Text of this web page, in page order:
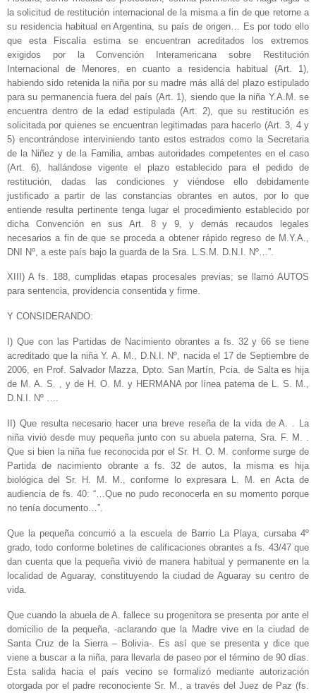
la solicitud de restitución internacional de la misma a fin de que retorne a
su residencia habitual en Argentina, su país de origen… Es por todo ello
que esta Fiscalía estima se encuentran acreditados los extremos
exigidos por la Convención Interamericana sobre Restitución
Internacional de Menores, en cuanto a residencia habitual (Art. 1),
habiendo sido retenida la niña por su madre más allá del plazo estipulado
para su permanencia fuera del país (Art. 1), siendo que la niña Y.A.M. se
encuentra dentro de la edad estipulada (Art. 2), que su restitución es
solicitada por quienes se encuentran legitimadas para hacerlo (Art. 3, 4 y
5) encontrándose interviniendo tanto estos estrados como la Secretaria
de la Niñez y de la Familia, ambas autoridades competentes en el caso
(Art. 6), hallándose vigente el plazo establecido para el pedido de
restitución, dadas las condiciones y viéndose ello debidamente
justificado a partir de las constancias obrantes en autos, por lo que
entiende resulta pertinente tenga lugar el procedimiento establecido por
dicha Convención en sus Art. 8 y 9, y demás recaudos legales
necesarios a fin de que se proceda a obtener rápido regreso de M.Y.A.,
DNI Nº, a este país bajo la guarda de la Sra. L.S.M. D.N.I. Nº…”.
XIII) A fs. 188, cumplidas etapas procesales previas; se llamó AUTOS
para sentencia, providencia consentida y firme.
Y CONSIDERANDO:
I) Que con las Partidas de Nacimiento obrantes a fs. 32 y 66 se tiene
acreditado que la niña Y. A. M., D.N.I. Nº, nacida el 17 de Septiembre de
2006, en Prof. Salvador Mazza, Dpto. San Martín, Pcia. de Salta es hija
de M. A. S. , y de H. O. M. y HERMANA por línea paterna de L. S. M.,
D.N.I. Nº ….
II) Que resulta necesario hacer una breve reseña de la vida de A. . La
niña vivió desde muy pequeña junto con su abuela paterna, Sra. F. M. .
Que si bien la niña fue reconocida por el Sr. H. O. M. conforme surge de
Partida de nacimiento obrante a fs. 32 de autos, la misma es hija
biológica del Sr. H. M. M., conforme lo expresara L. M. en Acta de
audiencia de fs. 40: “…Que no pudo reconocerla en su momento porque
no tenía documento…”.
Que la pequeña concurrió a la escuela de Barrio La Playa, cursaba 4º
grado, todo conforme boletines de calificaciones obrantes a fs. 43/47 que
dan cuenta que la pequeña vivió de manera habitual y permanente en la
localidad de Aguaray, constituyendo la ciudad de Aguaray su centro de
vida.
Que cuando la abuela de A. fallece su progenitora se presenta por ante el
domicilio de la pequeña, -aclarando que la Madre vive en la ciudad de
Santa Cruz de la Sierra – Bolivia-. Es así que se presenta y dice que
viene a buscar a la niña, para llevarla de paseo por el término de 90 días.
Esta salida hacia el país vecino se formalizó mediante autorización
otorgada por el padre reconociente Sr. M., a través del Juez de Paz (fs.